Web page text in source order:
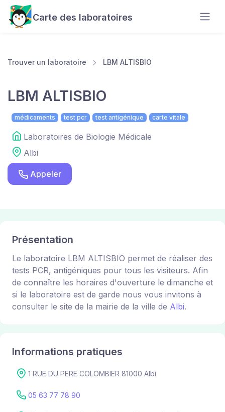
Carte des laboratoires
Trouver un laboratoire LBM ALTISBIO
LBM ALTISBIO
médicaments test pcr test antigénique carte vitale
Laboratoires de Biologie Médicale
Albi
Appeler
Présentation
Le laboratoire LBM ALTISBIO permet de réaliser des
tests PCR, antigéniques pour tous les visiteurs. Afin
de connaître les horaires d'ouverture le dimanche et
si le laboratoire est de garde nous vous invitons à
consulter le site de la mairie de la ville de Albi.
Informations pratiques
1 RUE DU PERE COLOMBIER 81000 Albi
05 63 77 78 90